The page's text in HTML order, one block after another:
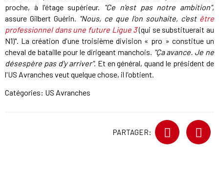
proche, à l'étage supérieur.
"Ce n'est pas notre ambition",
assure Gilbert Guérin. "Nous, ce que l'on souhaite, c'est être
professionnel dans une future Ligue 3(qui se substituerait au
N1)". La création d'une troisième division « pro » constitue un
cheval de bataille pour le dirigeant manchois. "Ça avance. Je ne
désespère pas d'y arriver". Et en général, quand le président de
l'US Avranches veut quelque chose, il l'obtient.
Catégories: US Avranches
PARTAGER: